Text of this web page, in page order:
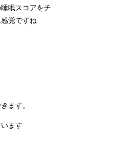
眠スコアをチ
覚ですね
ます。
ます